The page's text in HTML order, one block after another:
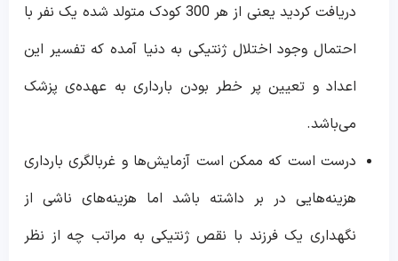
دریافت کردید یعنی از هر 300 کودک متولد شده یک نفر با
احتمال وجود اختلال ژنتیکی به دنیا آمده که تفسیر این
اعداد و تعیین پر خطر بودن بارداری به عهده‌ی پزشک
می‌باشد.
درست است که ممکن است آزمایش‌ها و غربالگری بارداری
هزینه‌هایی در بر داشته باشد اما هزینه‌های ناشی از
نگهداری یک فرزند با نقص ژنتیکی به مراتب چه از نظر